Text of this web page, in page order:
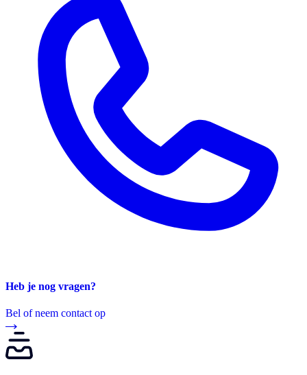
Heb je nog vragen?
Bel of neem contact op